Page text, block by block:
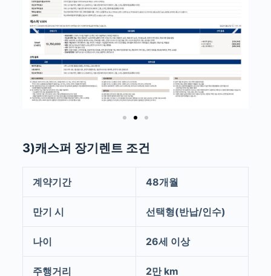
3)캐스퍼 장기렌트 조건
계약기간 48개월
만기 시 선택형(반납/인수)
나이 26세 이상
주행거리 2만 km